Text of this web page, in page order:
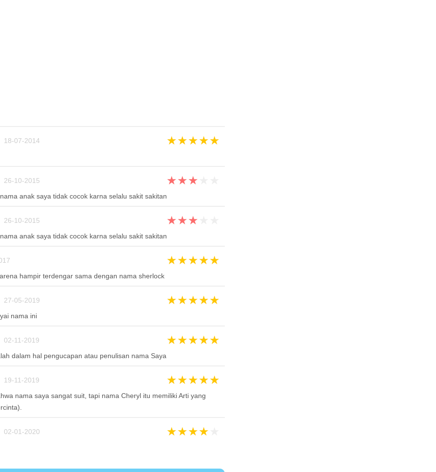
07-2014 ★★★★★
10-2015 ★★★
anak saya tidak cocok karna selalu sakit sakitan
10-2015 ★★★
anak saya tidak cocok karna selalu sakit sakitan
★★★★★
hampir terdengar sama dengan nama sherlock
05-2019 ★★★★★
nama ini
11-2019 ★★★★★
dalam hal pengucapan atau penulisan nama Saya
11-2019 ★★★★★
nama saya sangat suit, tapi nama Cheryl itu memiliki Arti yang
01-2020 ★★★★